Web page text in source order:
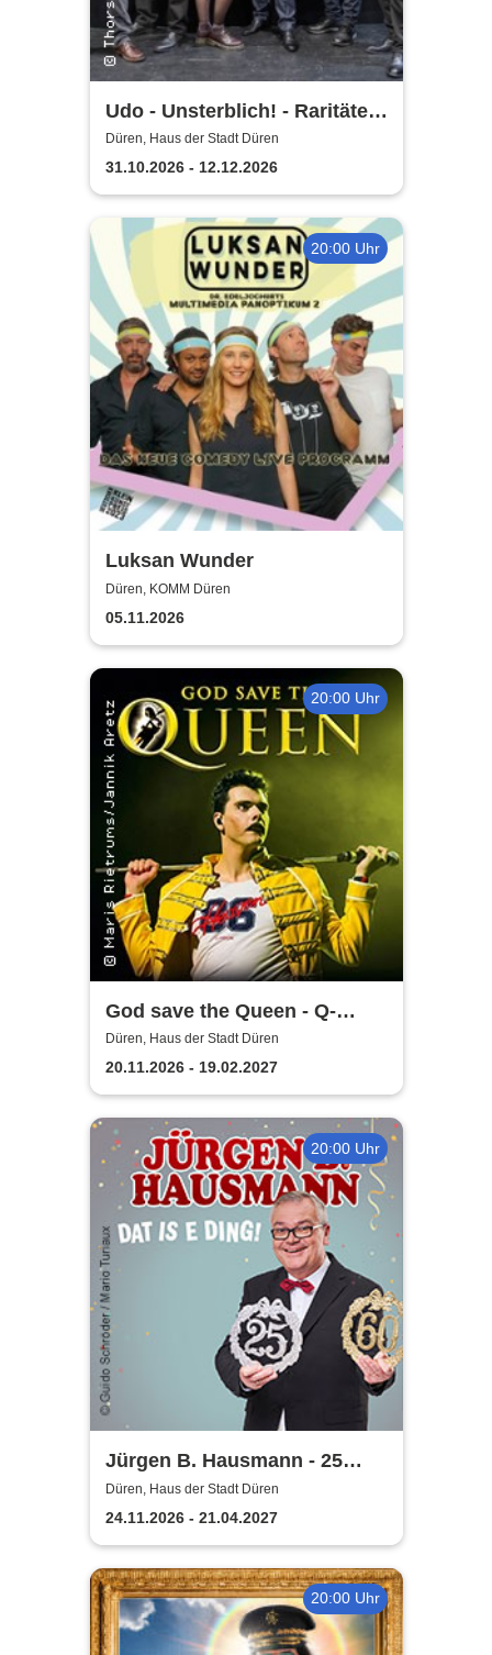
Udo - Unsterblich! - Raritäten-
Band
Düren, Haus der Stadt Düren
31.10.2026 - 12.12.2026
20:00 Uhr
Luksan Wunder
Düren, KOMM Düren
05.11.2026
20:00 Uhr
God save the Queen - Q-
Revival Band
Düren, Haus der Stadt Düren
20.11.2026 - 19.02.2027
20:00 Uhr
Jürgen B. Hausmann - 25
Jahre - Dat is e Ding!
Düren, Haus der Stadt Düren
24.11.2026 - 21.04.2027
20:00 Uhr